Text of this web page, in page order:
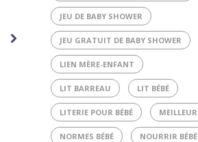
JEU DE BABY SHOWER
JEU GRATUIT DE BABY SHOWER
LIEN MÈRE-ENFANT
LIT BARREAU LIT BÉBÉ
LITERIE POUR BÉBÉ MEILLEUR
NORMES BÉBÉ NOURRIR BÉBÉ